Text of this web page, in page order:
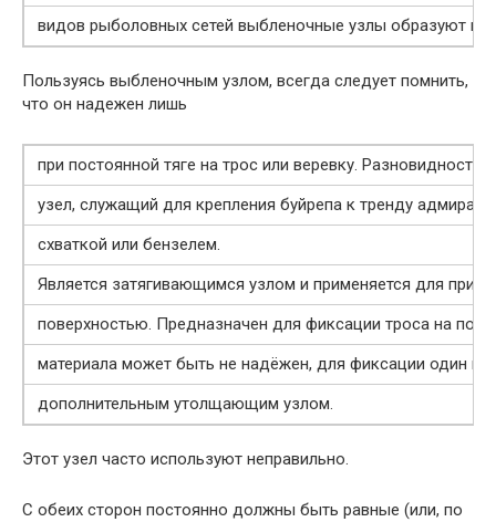
видов рыболовных сетей выбленочные узлы образуют
Пользуясь выбленочным узлом, всегда следует помнить,
что он надежен лишь
при постоянной тяге на трос или веревку.
узел, служащий для крепления буйрепа к тренду
схваткой или бензелем.
Является затягивающимся узлом и применяется для
поверхностью. Предназначен для фиксации троса на
материала может быть не надёжен, для фиксации один
дополнительным утолщающим узлом.
Этот узел часто используют неправильно.
С обеих сторон постоянно должны быть равные (или, по